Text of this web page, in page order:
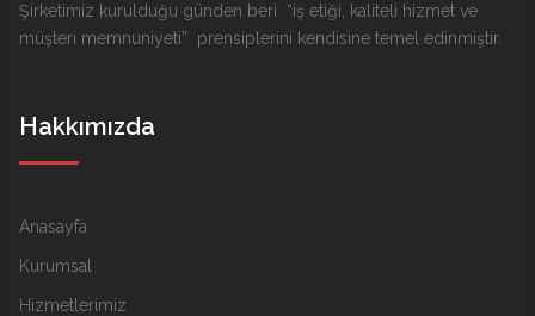
Şirketimiz kurulduğu günden beri “iş etiği, kaliteli hizmet ve
müşteri memnuniyeti” prensiplerini kendisine temel edinmiştir.
Hakkımızda
Anasayfa
Kurumsal
Hizmetlerimiz